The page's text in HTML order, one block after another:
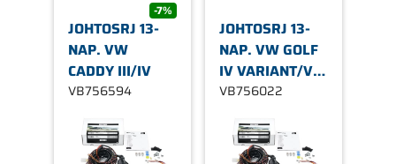
-7%
JOHTOSRJ 13-
NAP. VW
CADDY III/IV
VB756594
JOHTOSRJ 13-
NAP. VW GOLF
IV VARIANT/VW
BORA
VB756022